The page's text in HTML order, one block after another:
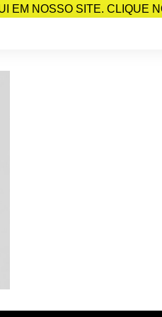
EM NOSSO SITE. CLIQUE